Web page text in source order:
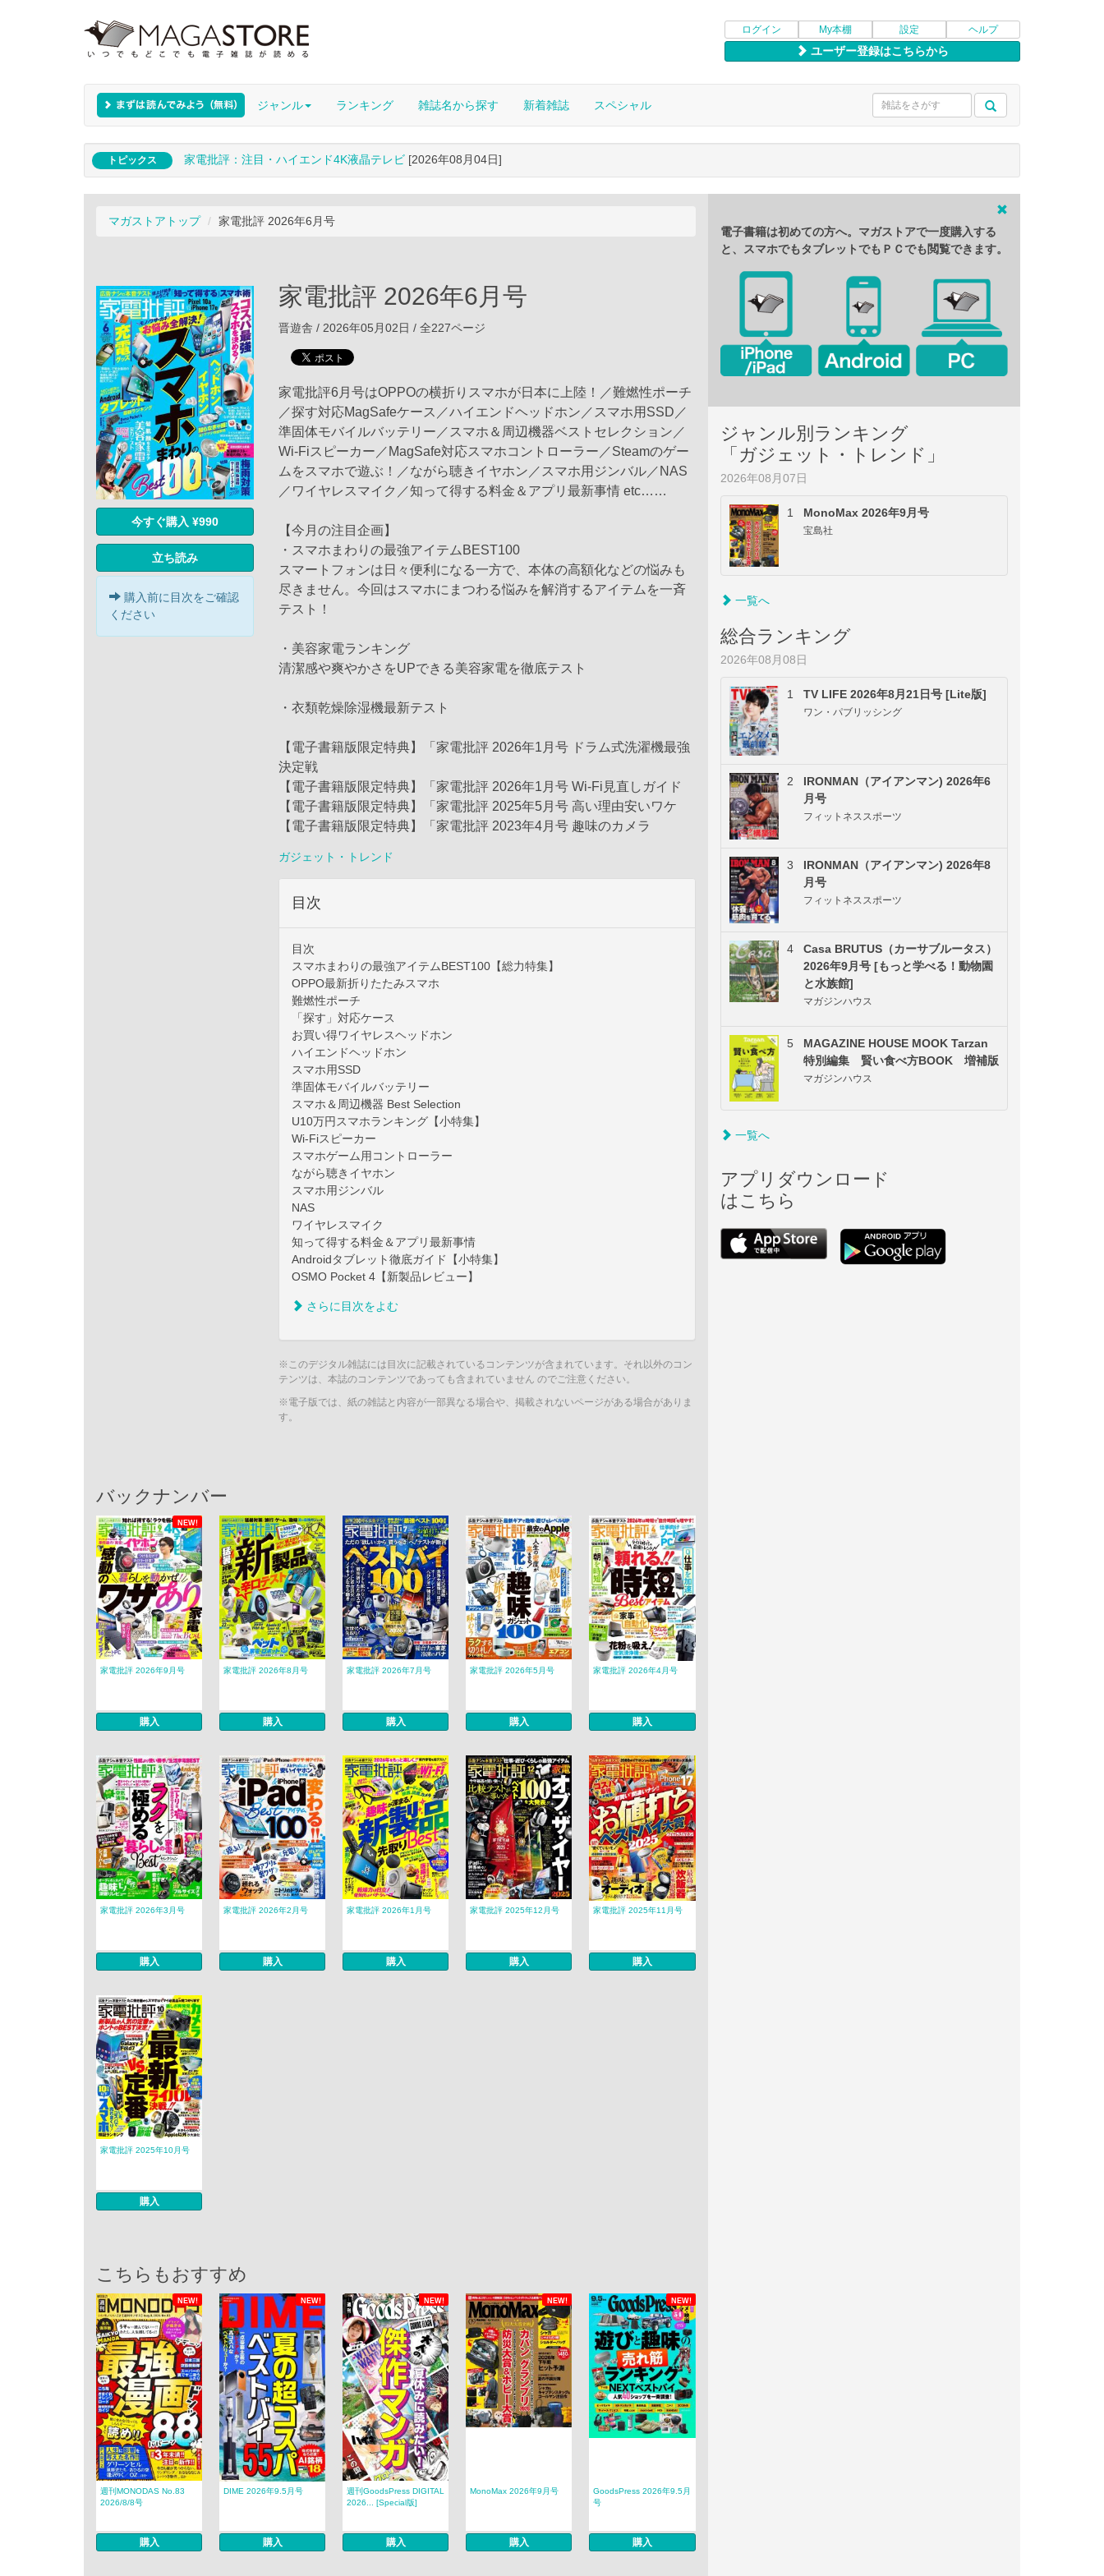
ログイン My本棚 設定 ヘルプ
ユーザー登録はこちらから
ジャンル ランキング 雑誌名から探す 新着雑誌 スペシャル
トピックス 家電批評：注目・ハイエンド4K液晶テレビ [2026年08月04日]
マガストアトップ 家電批評 2026年6月号
今すぐ購入 ¥990
立ち読み
購入前に目次をご確認
ください
家電批評 2026年6月号
晋遊舎 / 2026年05月02日 / 全227ページ
家電批評6月号はOPPOの横折りスマホが日本に上陸！／難燃性ポーチ
／探す対応MagSafeケース／ハイエンドヘッドホン／スマホ用SSD／
準固体モバイルバッテリー／スマホ＆周辺機器ベストセレクション／
Wi-Fiスピーカー／MagSafe対応スマホコントローラー／Steamのゲー
ムをスマホで遊ぶ！／ながら聴きイヤホン／スマホ用ジンバル／NAS
／ワイヤレスマイク／知って得する料金＆アプリ最新事情 etc……
【今月の注目企画】
・スマホまわりの最強アイテムBEST100
スマートフォンは日々便利になる一方で、本体の高額化などの悩みも
尽きません。今回はスマホにまつわる悩みを解消するアイテムを一斉
テスト！
・美容家電ランキング
清潔感や爽やかさをUPできる美容家電を徹底テスト
・衣類乾燥除湿機最新テスト
【電子書籍版限定特典】「家電批評 2026年1月号 ドラム式洗濯機最強
決定戦
【電子書籍版限定特典】「家電批評 2026年1月号 Wi-Fi見直しガイド
【電子書籍版限定特典】「家電批評 2025年5月号 高い理由安いワケ
【電子書籍版限定特典】「家電批評 2023年4月号 趣味のカメラ
ガジェット・トレンド
目次
目次
スマホまわりの最強アイテムBEST100【総力特集】
OPPO最新折りたたみスマホ
難燃性ポーチ
「探す」対応ケース
お買い得ワイヤレスヘッドホン
ハイエンドヘッドホン
スマホ用SSD
準固体モバイルバッテリー
スマホ＆周辺機器 Best Selection
U10万円スマホランキング【小特集】
Wi-Fiスピーカー
スマホゲーム用コントローラー
ながら聴きイヤホン
スマホ用ジンバル
NAS
ワイヤレスマイク
知って得する料金＆アプリ最新事情
Androidタブレット徹底ガイド【小特集】
OSMO Pocket 4【新製品レビュー】
さらに目次をよむ
※このデジタル雑誌には目次に記載されているコンテンツが含まれています。それ以外のコン
テンツは、本誌のコンテンツであっても含まれていません のでご注意ください。
※電子版では、紙の雑誌と内容が一部異なる場合や、掲載されないページがある場合がありま
す。
バックナンバー
NEW!
家電批評 2026年9月号
購入
家電批評 2026年8月号
購入
家電批評 2026年7月号
購入
家電批評 2026年5月号
購入
家電批評 2026年4月号
購入
家電批評 2026年3月号
購入
家電批評 2026年2月号
購入
家電批評 2026年1月号
購入
家電批評 2025年12月号
購入
家電批評 2025年11月号
購入
家電批評 2025年10月号
購入
こちらもおすすめ
NEW! NEW! NEW! NEW! NEW!
週刊MONODAS No.83
2026/8/8号
購入
DIME 2026年9.5月号
購入
週刊GoodsPress DIGITAL
2026... [Special版]
購入
MonoMax 2026年9月号
購入
GoodsPress 2026年9.5月
号
購入
電子書籍は初めての方へ。マガストアで一度購入する
と、スマホでもタブレットでもＰＣでも閲覧できます。
ジャンル別ランキング
「ガジェット・トレンド」
2026年08月07日
1 MonoMax 2026年9月号
宝島社
一覧へ
総合ランキング
2026年08月08日
1 TV LIFE 2026年8月21日号 [Lite版]
ワン・パブリッシング
2
IRONMAN（アイアンマン) 2026年6
月号
フィットネススポーツ
3
IRONMAN（アイアンマン) 2026年8
月号
フィットネススポーツ
4
Casa BRUTUS（カーサブルータス）
2026年9月号 [もっと学べる！動物園
と水族館]
マガジンハウス
5
MAGAZINE HOUSE MOOK Tarzan
特別編集 賢い食べ方BOOK 増補版
マガジンハウス
一覧へ
アプリダウンロード
はこちら